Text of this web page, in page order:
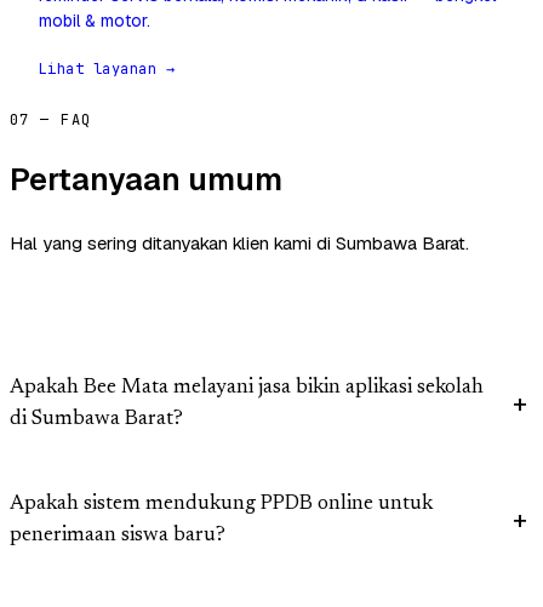
mobil & motor.
Lihat layanan →
07 — FAQ
Pertanyaan umum
Hal yang sering ditanyakan klien kami di Sumbawa Barat.
Apakah Bee Mata melayani jasa bikin aplikasi sekolah
di Sumbawa Barat?
Apakah sistem mendukung PPDB online untuk
penerimaan siswa baru?